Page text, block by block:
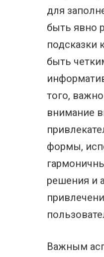
для
быть явно
быть
того,
внимание
формы,
решения и
Важным